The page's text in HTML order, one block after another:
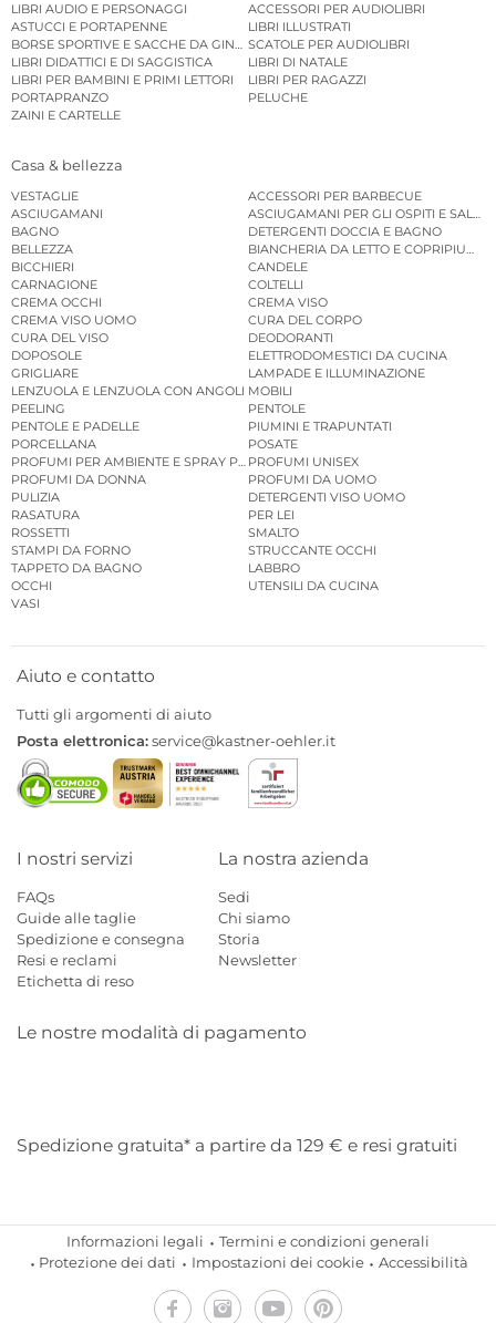
LIBRI AUDIO E PERSONAGGI
ACCESSORI PER AUDIOLIBRI
ASTUCCI E PORTAPENNE
LIBRI ILLUSTRATI
BORSE SPORTIVE E SACCHE DA GINNASTICASCATOLE PER AUDIOLIBRI
LIBRI DIDATTICI E DI SAGGISTICA
LIBRI DI NATALE
LIBRI PER BAMBINI E PRIMI LETTORI
LIBRI PER RAGAZZI
PORTAPRANZO
PELUCHE
ZAINI E CARTELLE
Casa & bellezza
VESTAGLIE
ACCESSORI PER BARBECUE
ASCIUGAMANI
ASCIUGAMANI PER GLI OSPITI E
BAGNO
DETERGENTI DOCCIA E BAGNO
BELLEZZA
BIANCHERIA DA LETTO E COPRIPIUMINI
BICCHIERI
CANDELE
CARNAGIONE
COLTELLI
CREMA OCCHI
CREMA VISO
CREMA VISO UOMO
CURA DEL CORPO
CURA DEL VISO
DEODORANTI
DOPOSOLE
ELETTRODOMESTICI DA CUCINA
GRIGLIARE
LAMPADE E ILLUMINAZIONE
LENZUOLA E LENZUOLA CON ANGOLI MOBILI
PEELING
PENTOLE
PENTOLE E PADELLE
PIUMINI E TRAPUNTATI
PORCELLANA
POSATE
PROFUMI PER AMBIENTE E SPRAY PER AMBIENTE
PROFUMI UNISEX
PROFUMI DA DONNA
PROFUMI DA UOMO
PULIZIA
DETERGENTI VISO UOMO
RASATURA
PER LEI
ROSSETTI
SMALTO
STAMPI DA FORNO
STRUCCANTE OCCHI
TAPPETO DA BAGNO
LABBRO
OCCHI
UTENSILI DA CUCINA
VASI
Aiuto e contatto
Tutti gli argomenti di aiuto
Posta elettronica:service@kastner-oehler.it
I nostri servizi
FAQs
Guide alle taglie
Spedizione e consegna
Resi e reclami
Etichetta di reso
La nostra azienda
Sedi
Chi siamo
Storia
Newsletter
Le nostre modalità di pagamento
Spedizione gratuita* a partire da 129 € e resi gratuiti
Informazioni legali
Termini e condizioni generali
Protezione dei dati
Impostazioni dei cookie Accessibilità